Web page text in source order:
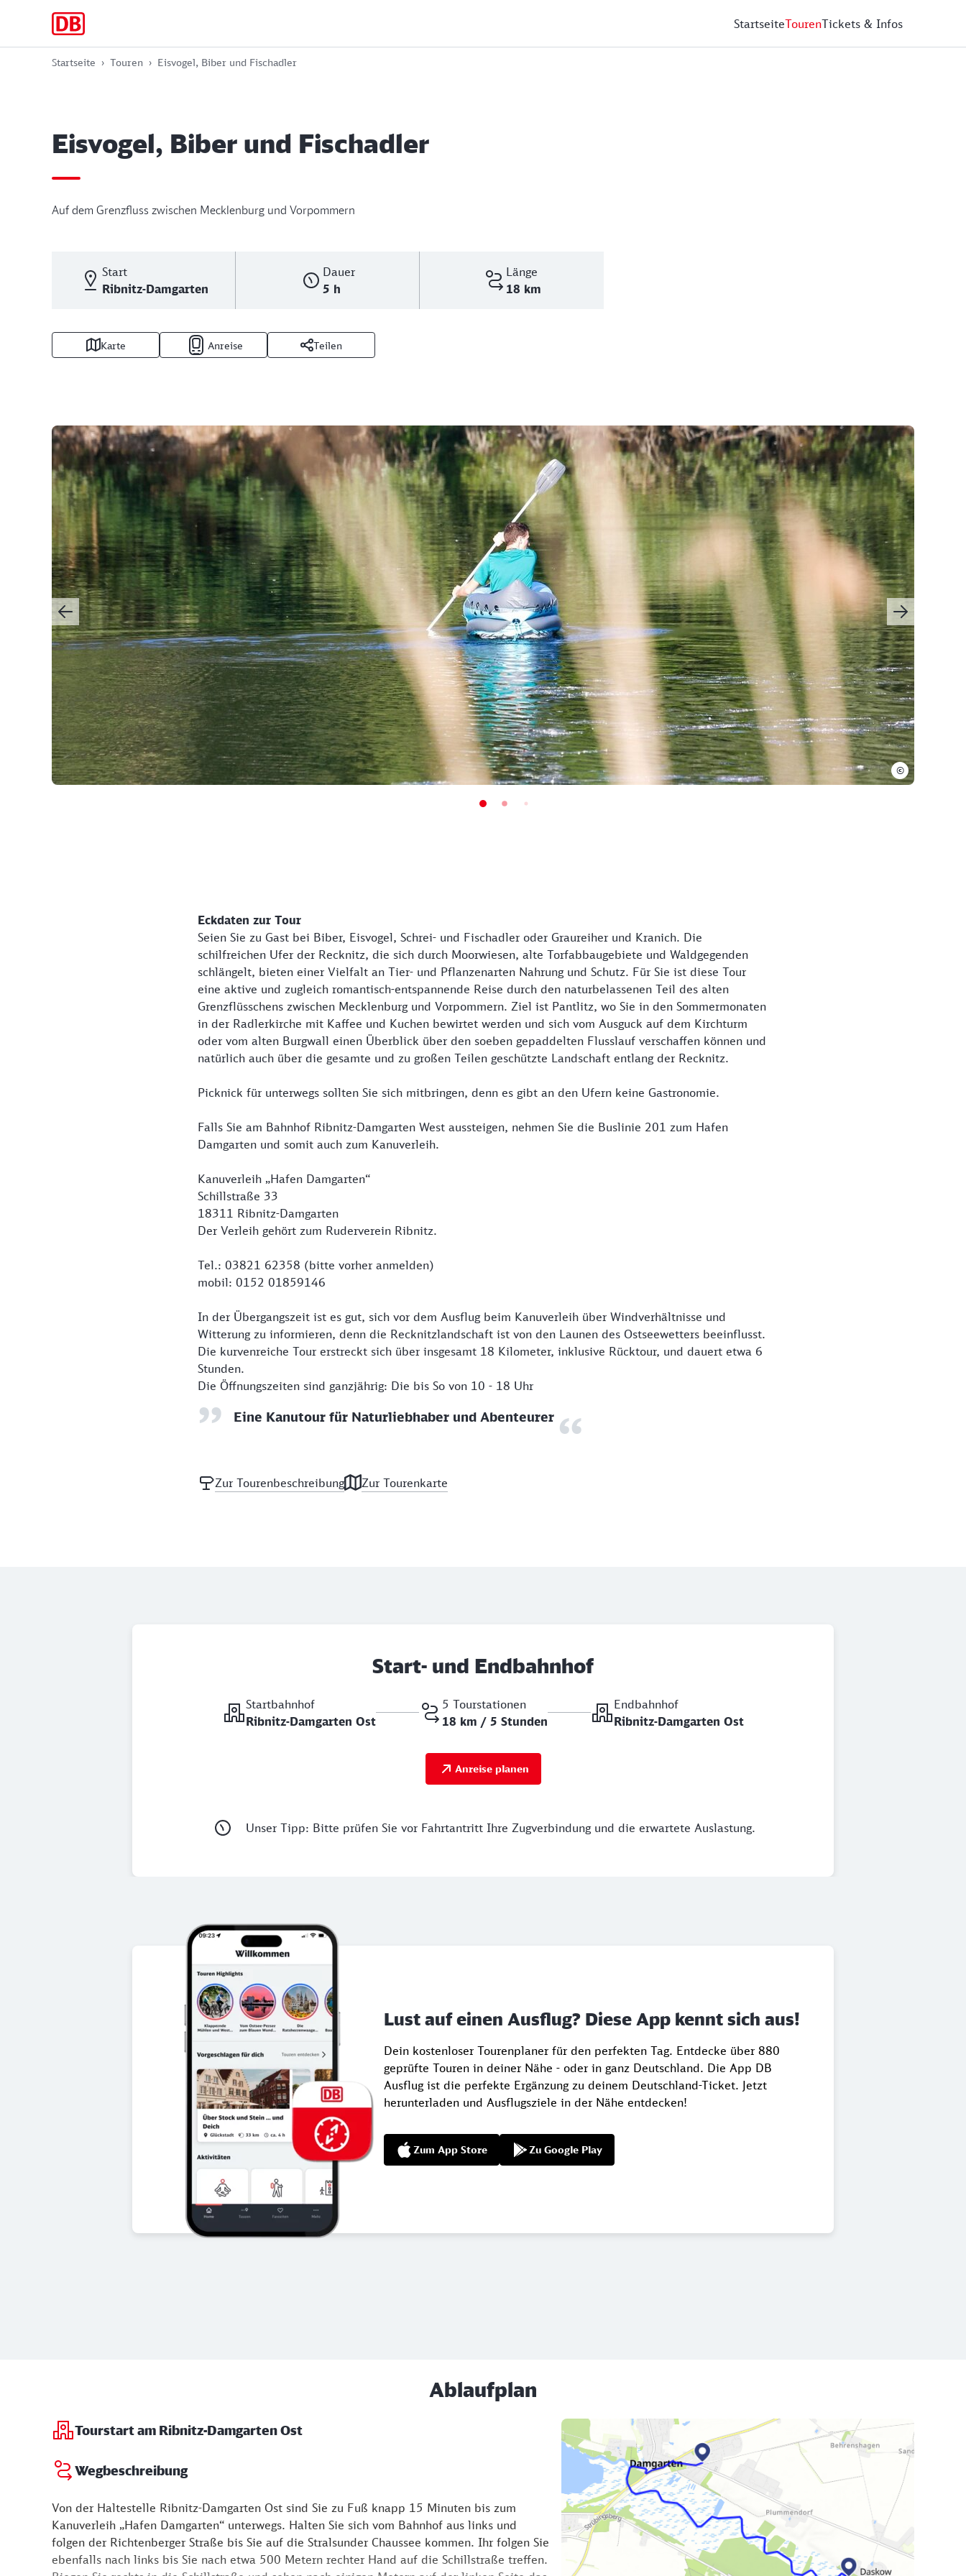
StartseiteTourenTickets & Infos
Startseite Touren Eisvogel, Biber und Fischadler
Eisvogel, Biber und Fischadler
Auf dem Grenzfluss zwischen Mecklenburg und Vorpommern
Start
Ribnitz-Damgarten
Dauer
5 h
Länge
18 km
Karte Anreise Teilen
©
Eckdaten zur Tour
Seien Sie zu Gast bei Biber, Eisvogel, Schrei- und Fischadler oder Graureiher und Kranich. Die
schilfreichen Ufer der Recknitz, die sich durch Moorwiesen, alte Torfabbaugebiete und Waldgegenden
schlängelt, bieten einer Vielfalt an Tier- und Pflanzenarten Nahrung und Schutz. Für Sie ist diese Tour
eine aktive und zugleich romantisch-entspannende Reise durch den naturbelassenen Teil des alten
Grenzflüsschens zwischen Mecklenburg und Vorpommern. Ziel ist Pantlitz, wo Sie in den Sommermonaten
in der Radlerkirche mit Kaffee und Kuchen bewirtet werden und sich vom Ausguck auf dem Kirchturm
oder vom alten Burgwall einen Überblick über den soeben gepaddelten Flusslauf verschaffen können und
natürlich auch über die gesamte und zu großen Teilen geschützte Landschaft entlang der Recknitz.
Picknick für unterwegs sollten Sie sich mitbringen, denn es gibt an den Ufern keine Gastronomie.
Falls Sie am Bahnhof Ribnitz-Damgarten West aussteigen, nehmen Sie die Buslinie 201 zum Hafen
Damgarten und somit auch zum Kanuverleih.
Kanuverleih „Hafen Damgarten“
Schillstraße 33
18311 Ribnitz-Damgarten
Der Verleih gehört zum Ruderverein Ribnitz.
Tel.: 03821 62358 (bitte vorher anmelden)
mobil: 0152 01859146
In der Übergangszeit ist es gut, sich vor dem Ausflug beim Kanuverleih über Windverhältnisse und
Witterung zu informieren, denn die Recknitzlandschaft ist von den Launen des Ostseewetters beeinflusst.
Die kurvenreiche Tour erstreckt sich über insgesamt 18 Kilometer, inklusive Rücktour, und dauert etwa 6
Stunden.
Die Öffnungszeiten sind ganzjährig: Die bis So von 10 - 18 Uhr
Eine Kanutour für Naturliebhaber und Abenteurer
Zur Tourenbeschreibung Zur Tourenkarte
Start- und Endbahnhof
Startbahnhof
Ribnitz-Damgarten Ost
5 Tourstationen
18 km / 5 Stunden
Endbahnhof
Ribnitz-Damgarten Ost
Anreise planen
Unser Tipp: Bitte prüfen Sie vor Fahrtantritt Ihre Zugverbindung und die erwartete Auslastung.
Lust auf einen Ausflug? Diese App kennt sich aus!
Dein kostenloser Tourenplaner für den perfekten Tag. Entdecke über 880
geprüfte Touren in deiner Nähe - oder in ganz Deutschland. Die App DB
Ausflug ist die perfekte Ergänzung zu deinem Deutschland-Ticket. Jetzt
herunterladen und Ausflugsziele in der Nähe entdecken!
Zum App Store Zu Google Play
Ablaufplan
Tourstart am Ribnitz-Damgarten Ost
Wegbeschreibung
Von der Haltestelle Ribnitz-Damgarten Ost sind Sie zu Fuß knapp 15 Minuten bis zum
Kanuverleih „Hafen Damgarten“ unterwegs. Halten Sie sich vom Bahnhof aus links und
folgen der Richtenberger Straße bis Sie auf die Stralsunder Chaussee kommen. Ihr folgen Sie
ebenfalls nach links bis Sie nach etwa 500 Metern rechter Hand auf die Schillstraße treffen.